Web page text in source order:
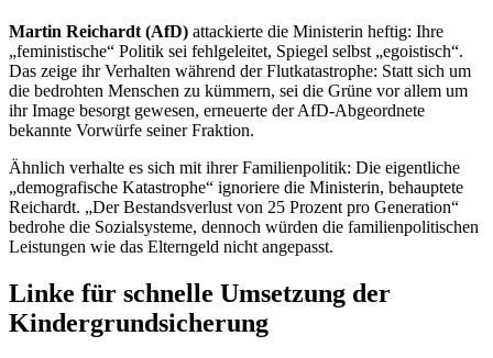
Martin Reichardt (AfD) attackierte die Ministerin heftig: Ihre
„feministische“ Politik sei fehlgeleitet, Spiegel selbst „egoistisch“.
Das zeige ihr Verhalten während der Flutkatastrophe: Statt sich um
die bedrohten Menschen zu kümmern, sei die Grüne vor allem um
ihrImage besorgt gewesen, erneuerte der AfD-Abgeordnete
bekannte Vorwürfe seiner Fraktion.
Ähnlich verhalte es sich mit ihrer Familienpolitik: Die eigentliche
„demografische Katastrophe“ ignoriere die Ministerin, behauptete
Reichardt. „Der Bestandsverlust von 25 Prozent pro Generation“
bedrohe die Sozialsysteme, dennoch würden die familienpolitischen
Leistungen wie das Elterngeld nicht angepasst.
Linke für schnelle Umsetzung der
Kindergrundsicherung